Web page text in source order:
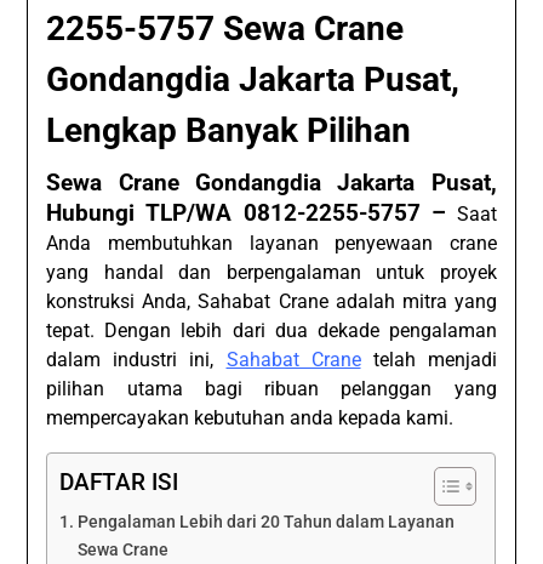
2255-5757 Sewa Crane
Gondangdia Jakarta Pusat,
Lengkap Banyak Pilihan
Sewa Crane Gondangdia Jakarta Pusat,
Hubungi TLP/WA 0812-2255-5757 – Saat
Anda membutuhkan layanan penyewaan crane
yang handal dan berpengalaman untuk proyek
konstruksi Anda, Sahabat Crane adalah mitra yang
tepat. Dengan lebih dari dua dekade pengalaman
dalam industri ini, Sahabat Cranetelah menjadi
pilihan utama bagi ribuan pelanggan yang
mempercayakan kebutuhan anda kepada kami.
DAFTAR ISI
Pengalaman Lebih dari 20 Tahun dalam Layanan
Sewa Crane